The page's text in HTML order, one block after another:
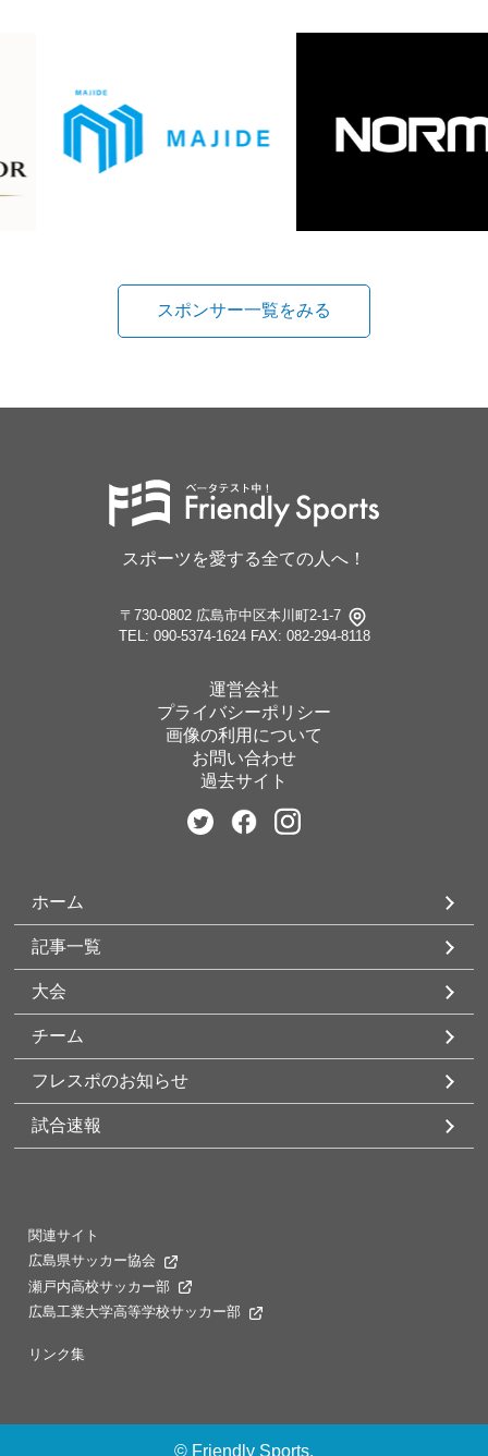
スポンサー一覧をみる
スポーツを愛する全ての人へ！
〒730-0802 広島市中区本川町2-1-7
TEL: 090-5374-1624 FAX: 082-294-8118
運営会社
プライバシーポリシー
画像の利用について
お問い合わせ
過去サイト
ホーム
記事一覧
大会
チーム
フレスポのお知らせ
試合速報
関連サイト
広島県サッカー協会
瀬戸内高校サッカー部
広島工業大学高等学校サッカー部
リンク集
© Friendly Sports.